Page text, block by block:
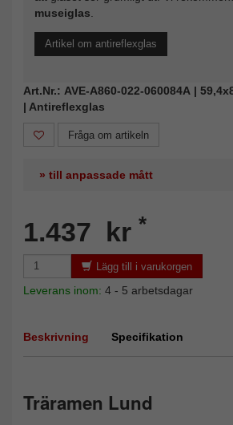
museiglas
Artikel om antireflexglas
Art.Nr.: AVE-A860-022-060084A |
| Antireflexglas
Fråga om artikeln
» till anpassade mått
1.437 kr *
Lägg till i varukorgen
Leverans inom: 4 - 5 arbetsdagar
Beskrivning Specifikation
Träramen Lund